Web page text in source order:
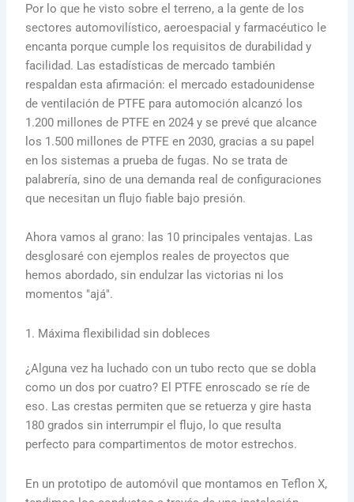
Por lo que he visto sobre el terreno, a la gente de los
sectores automovilístico, aeroespacial y farmacéutico le
encanta porque cumple los requisitos de durabilidad y
facilidad. Las estadísticas de mercado también
respaldan esta afirmación: el mercado estadounidense
de ventilación de PTFE para automoción alcanzó los
1.200 millones de PTFE en 2024 y se prevé que alcance
los 1.500 millones de PTFE en 2030, gracias a su papel
en los sistemas a prueba de fugas. No se trata de
palabrería, sino de una demanda real de configuraciones
que necesitan un flujo fiable bajo presión.
Ahora vamos al grano: las 10 principales ventajas. Las
desglosaré con ejemplos reales de proyectos que
hemos abordado, sin endulzar las victorias ni los
momentos "ajá".
1. Máxima flexibilidad sin dobleces
¿Alguna vez ha luchado con un tubo recto que se dobla
como un dos por cuatro? El PTFE enroscado se ríe de
eso. Las crestas permiten que se retuerza y gire hasta
180 grados sin interrumpir el flujo, lo que resulta
perfecto para compartimentos de motor estrechos.
En un prototipo de automóvil que montamos en Teflon X,